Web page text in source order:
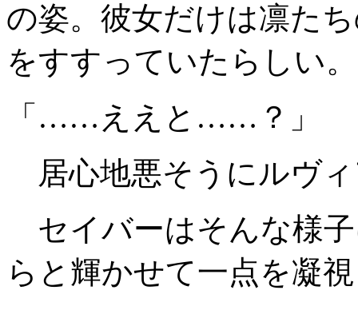
の姿。彼女だけは凛た
をすすっていたらしい
「……ええと……？」
居心地悪そうにルヴ
セイバーはそんな様
らと輝かせて一点を凝